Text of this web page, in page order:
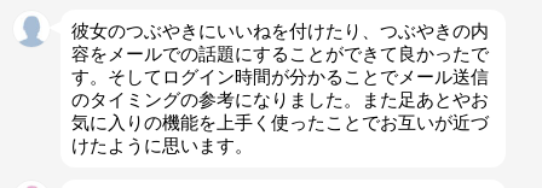
彼女のつぶやきにいいねを付けたり、つぶやきの内
容をメールでの話題にすることができて良かったで
す。そしてログイン時間が分かることでメール送信
のタイミングの参考になりました。また足あとやお
気に入りの機能を上手く使ったことでお互いが近づ
けたように思います。